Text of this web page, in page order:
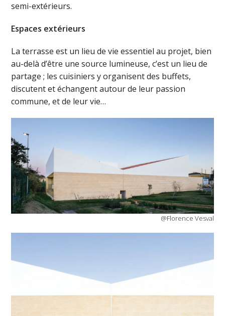
semi-extérieurs.
Espaces extérieurs
La terrasse est un lieu de vie essentiel au projet, bien
au-delà d’être une source lumineuse, c’est un lieu de
partage ; les cuisiniers y organisent des buffets,
discutent et échangent autour de leur passion
commune, et de leur vie…
@Florence Vesval